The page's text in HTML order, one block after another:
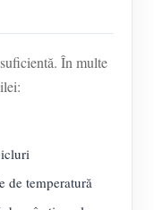
În multe
de temperatură